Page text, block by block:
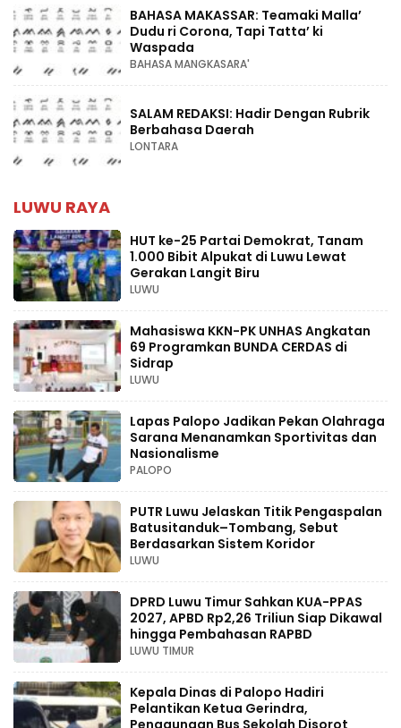
BAHASA MAKASSAR: Teamaki Malla’
Dudu ri Corona, Tapi Tatta’ ki
Waspada
BAHASA MANGKASARA'
SALAM REDAKSI: Hadir Dengan Rubrik
Berbahasa Daerah
LONTARA
LUWU RAYA
HUT ke-25 Partai Demokrat, Tanam
1.000 Bibit Alpukat di Luwu Lewat
Gerakan Langit Biru
LUWU
Mahasiswa KKN-PK UNHAS Angkatan
69 Programkan BUNDA CERDAS di
Sidrap
LUWU
Lapas Palopo Jadikan Pekan Olahraga
Sarana Menanamkan Sportivitas dan
Nasionalisme
PALOPO
PUTR Luwu Jelaskan Titik Pengaspalan
Batusitanduk–Tombang, Sebut
Berdasarkan Sistem Koridor
LUWU
DPRD Luwu Timur Sahkan KUA-PPAS
2027, APBD Rp2,26 Triliun Siap Dikawal
hingga Pembahasan RAPBD
LUWU TIMUR
Kepala Dinas di Palopo Hadiri
Pelantikan Ketua Gerindra,